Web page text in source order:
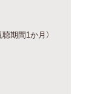
期間1か月）